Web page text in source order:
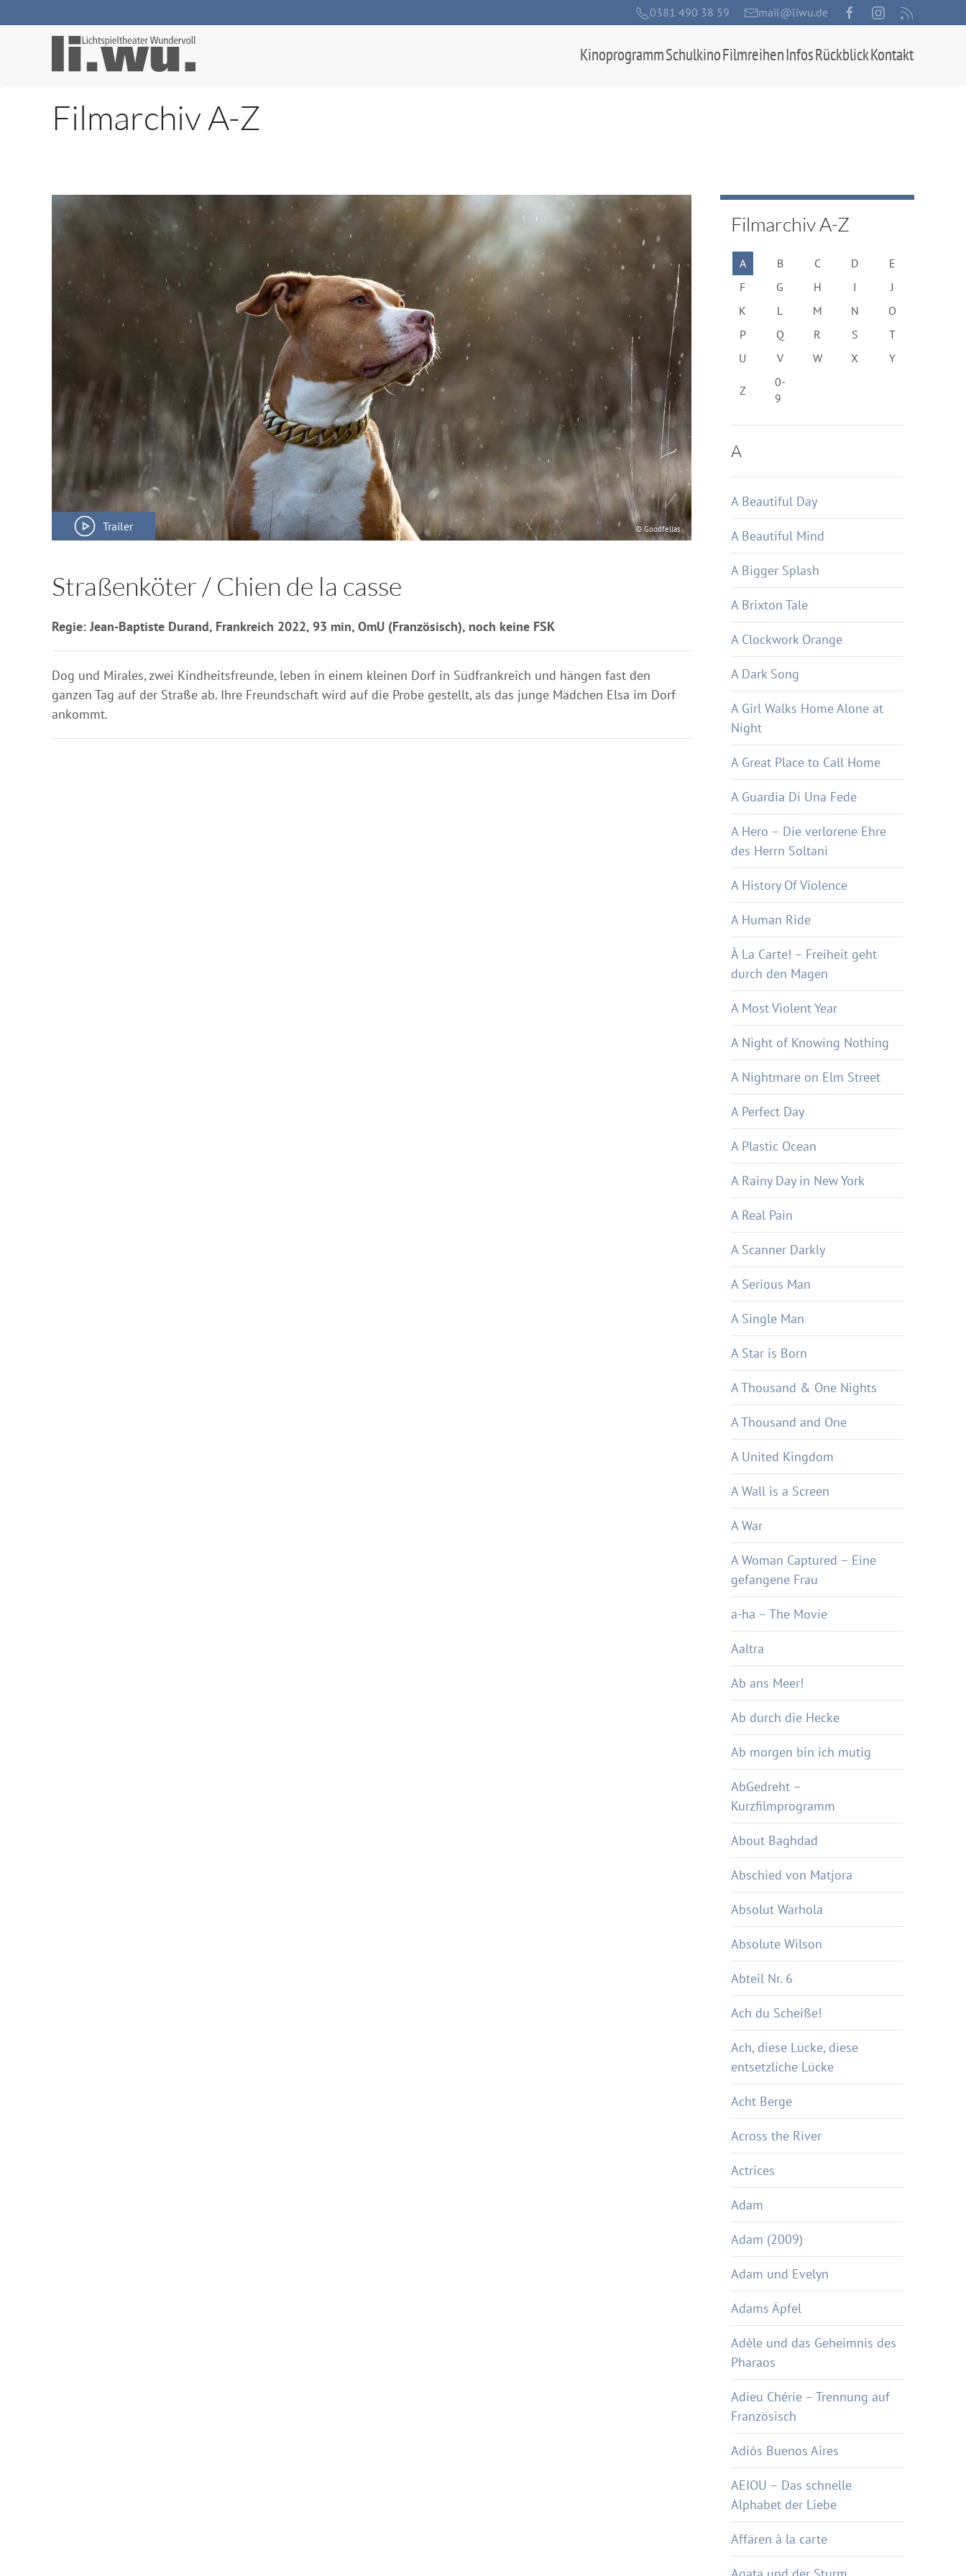
0381 490 38 59 mail@liwu.de
KinoprogrammSchulkinoFilmreihenInfosRückblickKontakt
Filmarchiv A-Z
Trailer © Goodfellas
Straßenköter / Chien de la casse
Regie: Jean-Baptiste Durand, Frankreich 2022, 93 min, OmU (Französisch), noch keine FSK
Dog und Mirales, zwei Kindheitsfreunde, leben in einem kleinen Dorf in Südfrankreich und hängen fast den
ganzen Tag auf der Straße ab. Ihre Freundschaft wird auf die Probe gestellt, als das junge Mädchen Elsa im Dorf
ankommt.
Filmarchiv A-Z
A B C D
E
F
G H I
J
K
L M N
O
P
Q R S
T
U
V W X Y
Z
0-
9
A
A Beautiful Day
A Beautiful Mind
A Bigger Splash
A Brixton Tale
A Clockwork Orange
A Dark Song
A Girl Walks Home Alone at
Night
A Great Place to Call Home
A Guardia Di Una Fede
A Hero – Die verlorene Ehre
des Herrn Soltani
A History Of Violence
A Human Ride
À La Carte! – Freiheit geht
durch den Magen
A Most Violent Year
A Night of Knowing Nothing
A Nightmare on Elm Street
A Perfect Day
A Plastic Ocean
A Rainy Day in New York
A Real Pain
A Scanner Darkly
A Serious Man
A Single Man
A Star is Born
A Thousand & One Nights
A Thousand and One
A United Kingdom
A Wall is a Screen
A War
A Woman Captured – Eine
gefangene Frau
a-ha – The Movie
Aaltra
Ab ans Meer!
Ab durch die Hecke
Ab morgen bin ich mutig
AbGedreht –
Kurzfilmprogramm
About Baghdad
Abschied von Matjora
Absolut Warhola
Absolute Wilson
Abteil Nr. 6
Ach du Scheiße!
Ach, diese Lücke, diese
entsetzliche Lücke
Acht Berge
Across the River
Actrices
Adam
Adam (2009)
Adam und Evelyn
Adams Äpfel
Adèle und das Geheimnis des
Pharaos
Adieu Chérie – Trennung auf
Französisch
Adiós Buenos Aires
AEIOU – Das schnelle
Alphabet der Liebe
Affären à la carte